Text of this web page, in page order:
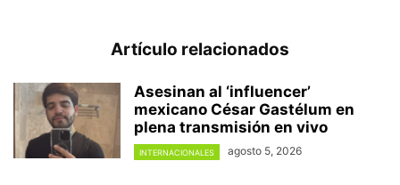
Artículo relacionados
Asesinan al ‘influencer’
mexicano César Gastélum en
plena transmisión en vivo
INTERNACIONALES agosto 5, 2026